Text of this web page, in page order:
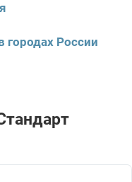
городах России